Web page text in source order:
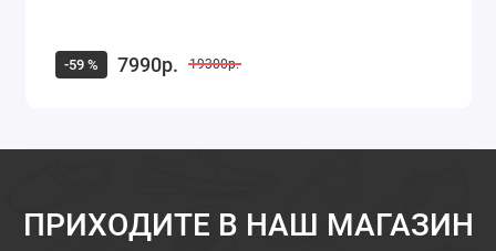
-59 % 7990р. 19300р.
ПРИХОДИТЕ В НАШ МАГАЗИН